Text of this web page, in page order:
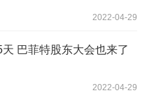
2022-04-29
巴菲特股东大会也来了
2022-04-29